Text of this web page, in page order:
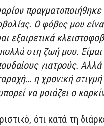
Ο φόβος μου
εξαιρετικά
στη ζωή μου.
γιατρούς. Αλλά
η χρονική
να μοιάζει ο
ότι κατά τη